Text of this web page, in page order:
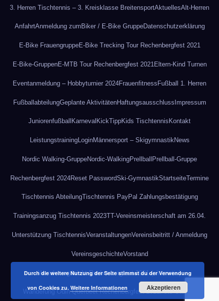
3. Herren Tischtennis – 3. Kreisklasse BreitensportAktuellesAlt-Herren
AnfahrtAnmeldung zum Biker / E-Bike GruppeDatenschutzerklärung
E-Bike FrauengruppeE-Bike Trecking Tour Rechenbergfest 2021
E-Bike-GruppenE-MTB Tour Rechenbergfest 2021 Eltern-Kind Turnen
Eventanmeldung – Hobbyturnier 2024Frauenfitness Fußball 1. Herren
FußballabteilungGeplante AktivitätenHaftungsausschlussImpressum
Juniorenfußball Karneval KickTippKids Tischtennis Kontakt
LeistungstrainingLoginMännersport – SkigymnastikNews
Nordic Walking-GruppeNordic-WalkingPrellball Prellball-Gruppe
Rechenbergfest 2024Reset PasswordSki-GymnastikStartseiteTermine
Tischtennis AbteilungTischtennis PayPal Zahlungsbestätigung
Trainingsanzug Tischtennis 2023TT-Vereinsmeisterschaft am 26.04.
Unterstützung TischtennisVeranstaltungenVereinsbeitritt / Anmeldung
VereinsgeschichteVorstand
Wanderung leicht Rechenbergfest 2021 (alternativ)
Wanderung Odin Querbeet Rechenbergfest 2021Foto-Gallerie
Durch die weitere Nutzung der Seite stimmst du der Verwendung
von Cookies zu.Weitere Informationen Akzeptieren